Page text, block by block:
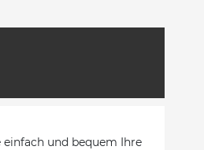
einfach und bequem Ihre